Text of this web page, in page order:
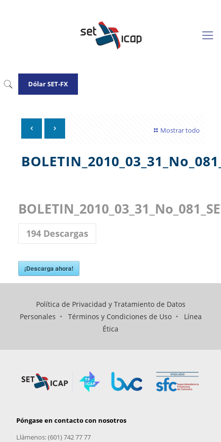
Dólar SET-FX
Mostrar todo
194Descargas
¡Descarga ahora!
Política de Privacidad y Tratamiento de Datos
Personales • Términos y Condiciones de Uso• Línea
Ética
Póngase en contacto con nosotros
Llámenos: (601) 742 77 77